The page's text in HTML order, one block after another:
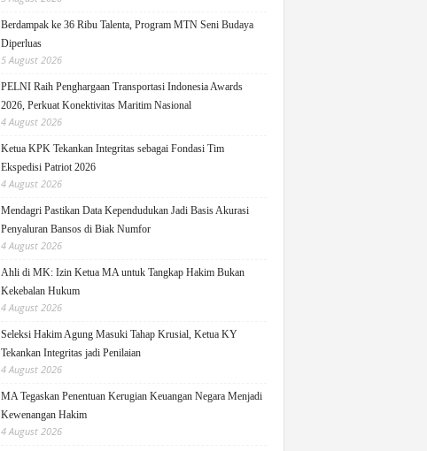
Berdampak ke 36 Ribu Talenta, Program MTN Seni Budaya
Diperluas
5 August 2026
PELNI Raih Penghargaan Transportasi Indonesia Awards
2026, Perkuat Konektivitas Maritim Nasional
4 August 2026
Ketua KPK Tekankan Integritas sebagai Fondasi Tim
Ekspedisi Patriot 2026
4 August 2026
Mendagri Pastikan Data Kependudukan Jadi Basis Akurasi
Penyaluran Bansos di Biak Numfor
4 August 2026
Ahli di MK: Izin Ketua MA untuk Tangkap Hakim Bukan
Kekebalan Hukum
4 August 2026
Seleksi Hakim Agung Masuki Tahap Krusial, Ketua KY
Tekankan Integritas jadi Penilaian
4 August 2026
MA Tegaskan Penentuan Kerugian Keuangan Negara Menjadi
Kewenangan Hakim
4 August 2026